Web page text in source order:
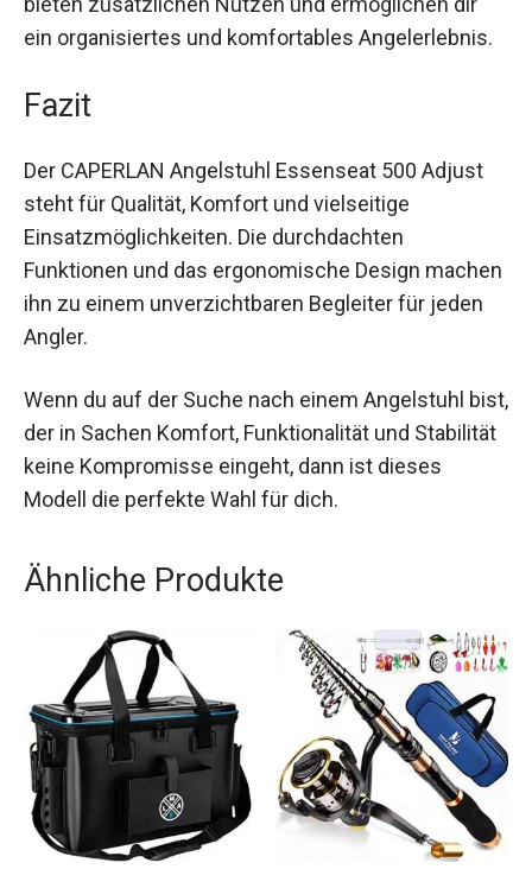
verzichten zu müssen. Die durchdachten
Zubehörteile wie Rutenauflagen und Schirmhalter
ein organisiertes und komfortables
Fazit
Der CAPERLAN Angelstuhl Essenseat 500 Adjust
steht für Qualität, Komfort und vielseitige
Einsatzmöglichkeiten. Die durchdachten
Funktionen und das ergonomische Design
machen ihn zu einem unverzichtbaren Begleiter
für jeden Angler.
Wenn du auf der Suche nach einem Angelstuhl
Stabilität keine Kompromisse eingeht, dann ist
Ähnliche Produkte